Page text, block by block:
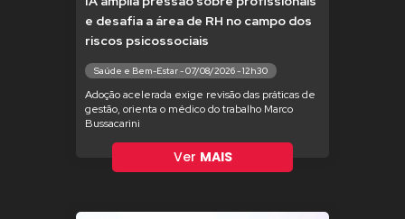
e desafia a área de RH no campo dos
riscos psicossociais
Saúde e Bem-Estar - 07/08/2026 - 12h30
Adoção acelerada exige revisão das práticas de
gestão, orienta o médico do trabalho Marco
Bussacarini
Ver MAIS